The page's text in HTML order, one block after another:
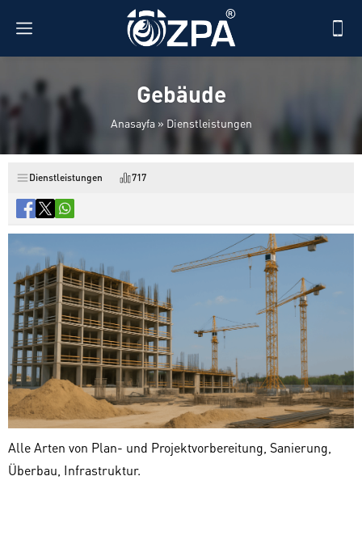
Gebäude
Anasayfa» Dienstleistungen
Dienstleistungen 717
Alle Arten von Plan- und Projektvorbereitung, Sanierung,
Überbau, Infrastruktur.